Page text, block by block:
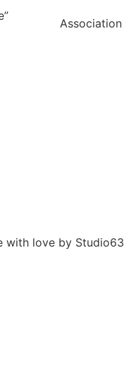
Association
with love by Studio63